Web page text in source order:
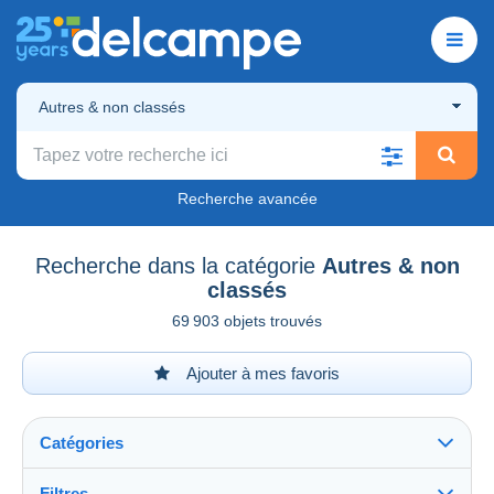
Autres & non classés
Recherche avancée
Recherche dans la catégorie Autres & non
classés
69 903 objets trouvés
Ajouter à mes favoris
Catégories